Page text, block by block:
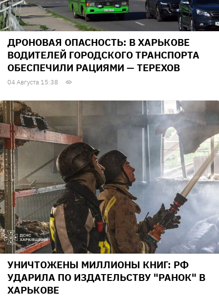
ДРОНОВАЯ ОПАСНОСТЬ: В ХАРЬКОВЕ
ВОДИТЕЛЕЙ ГОРОДСКОГО ТРАНСПОРТА
ОБЕСПЕЧИЛИ РАЦИЯМИ — ТЕРЕХОВ
04 Августа 15:38
УНИЧТОЖЕНЫ МИЛЛИОНЫ КНИГ: РФ
УДАРИЛА ПО ИЗДАТЕЛЬСТВУ "РАНОК" В
ХАРЬКОВЕ